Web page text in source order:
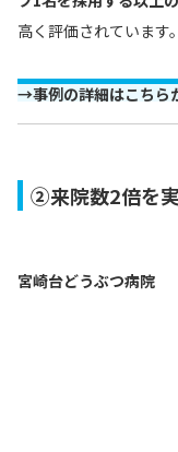
高く評価されています。
→事例の詳細はこちら
②来院数2倍を
宮崎台どうぶつ病院